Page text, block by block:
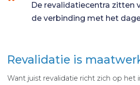
De revalidatiecentra zitten
de verbinding met het
Revalidatie is
Want juist revalidatie richt zich op het